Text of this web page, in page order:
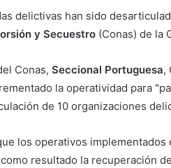
delictivas han sido
y Secuestro (Conas) de la
Conas, Seccional Portuguesa,
la operatividad para
de 10 organizaciones
los operativos implementados
resultado la recuperación